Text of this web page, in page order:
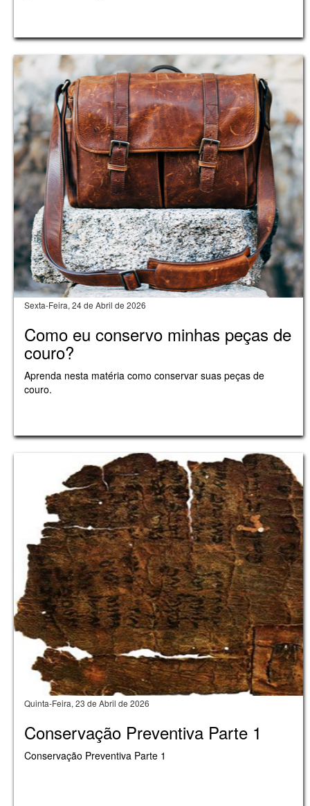
Sexta-Feira, 24 de Abril de 2026
Como eu conservo minhas peças de
couro?
Aprenda nesta matéria como conservar suas peças de
couro.
Quinta-Feira, 23 de Abril de 2026
Conservação Preventiva Parte 1
Conservação Preventiva Parte 1